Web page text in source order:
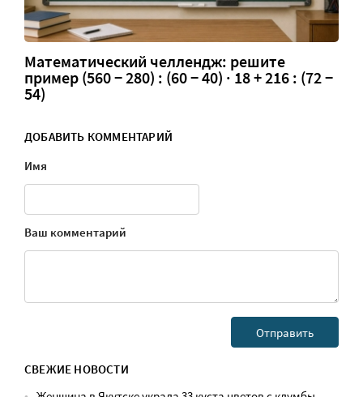
Математический челлендж: решите
пример (560 − 280) : (60 − 40) · 18 + 216 : (72 −
54)
ДОБАВИТЬ КОММЕНТАРИЙ
Имя
Ваш комментарий
СВЕЖИЕ НОВОСТИ